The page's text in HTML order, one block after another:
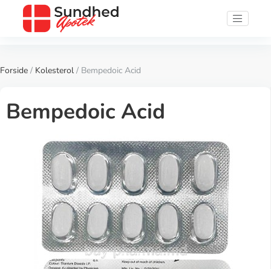
Forside / Kolesterol / Bempedoic Acid
Bempedoic Acid